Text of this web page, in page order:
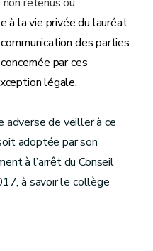
à la vie privée du lauréat
des parties
par ces
légale.
adverse de veiller à ce
adoptée par son
à l’arrêt du Conseil
à savoir le collège